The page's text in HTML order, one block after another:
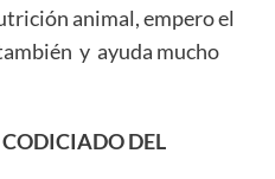
animal, empero el
y ayuda mucho
DEL